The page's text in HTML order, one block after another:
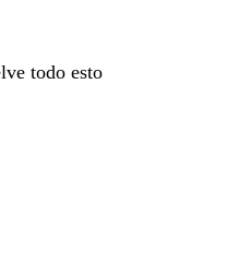
todo esto